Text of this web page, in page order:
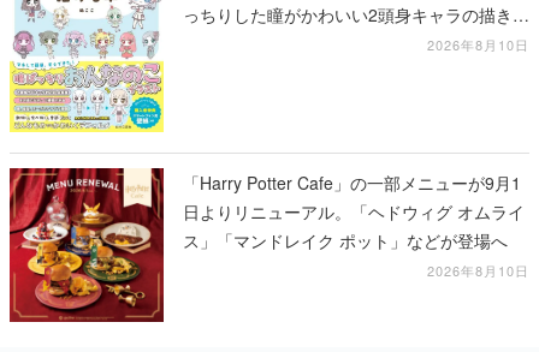
っちりした瞳がかわいい2頭身キャラの描き方
2026年8月10日
「Harry Potter Cafe」の一部メニューが9月1
日よりリニューアル。「ヘドウィグ オムライ
ス」「マンドレイク ポット」などが登場へ
2026年8月10日